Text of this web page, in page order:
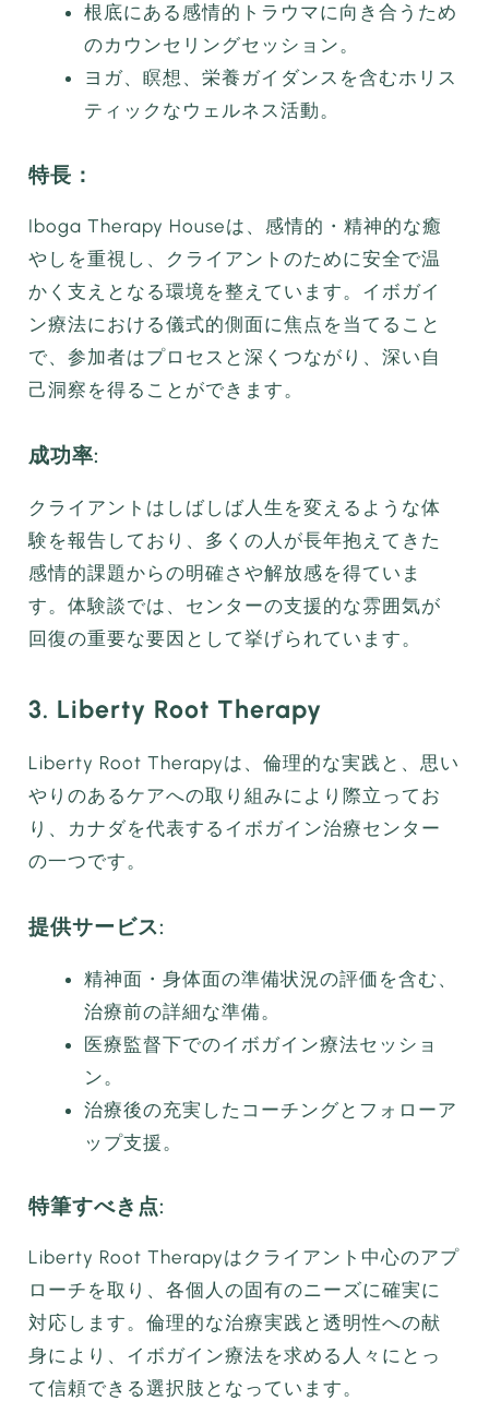
根底にある感情的トラウマに向き合うため
のカウンセリングセッション。
ヨガ、瞑想、栄養ガイダンスを含むホリス
ティックなウェルネス活動。
特長：
Iboga Therapy Houseは、感情的・精神的な癒
やしを重視し、クライアントのために安全で温
かく支えとなる環境を整えています。イボガイ
ン療法における儀式的側面に焦点を当てること
で、参加者はプロセスと深くつながり、深い自
己洞察を得ることができます。
成功率:
クライアントはしばしば人生を変えるような体
験を報告しており、多くの人が長年抱えてきた
感情的課題からの明確さや解放感を得ていま
す。体験談では、センターの支援的な雰囲気が
回復の重要な要因として挙げられています。
3. Liberty Root Therapy
Liberty Root Therapyは、倫理的な実践と、思い
やりのあるケアへの取り組みにより際立ってお
り、カナダを代表するイボガイン治療センター
の一つです。
提供サービス:
精神面・身体面の準備状況の評価を含む、
治療前の詳細な準備。
医療監督下でのイボガイン療法セッショ
ン。
治療後の充実したコーチングとフォローア
ップ支援。
特筆すべき点:
Liberty Root Therapyはクライアント中心のアプ
ローチを取り、各個人の固有のニーズに確実に
対応します。倫理的な治療実践と透明性への献
身により、イボガイン療法を求める人々にとっ
て信頼できる選択肢となっています。